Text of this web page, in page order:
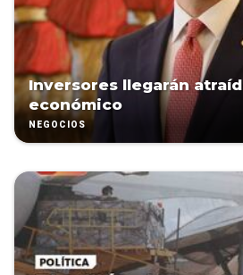
Inversores llegarán
económico
NEGOCIOS